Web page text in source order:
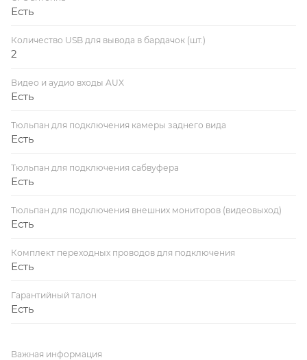
Есть
Количество USB для вывода в бардачок (шт.)
2
Видео и аудио входы AUX
Есть
Тюльпан для подключения камеры заднего вида
Есть
Тюльпан для подключения сабвуфера
Есть
Тюльпан для подключения внешних мониторов (видеовыход)
Есть
Комплект переходных проводов для подключения
Есть
Гарантийный талон
Есть
Важная информация